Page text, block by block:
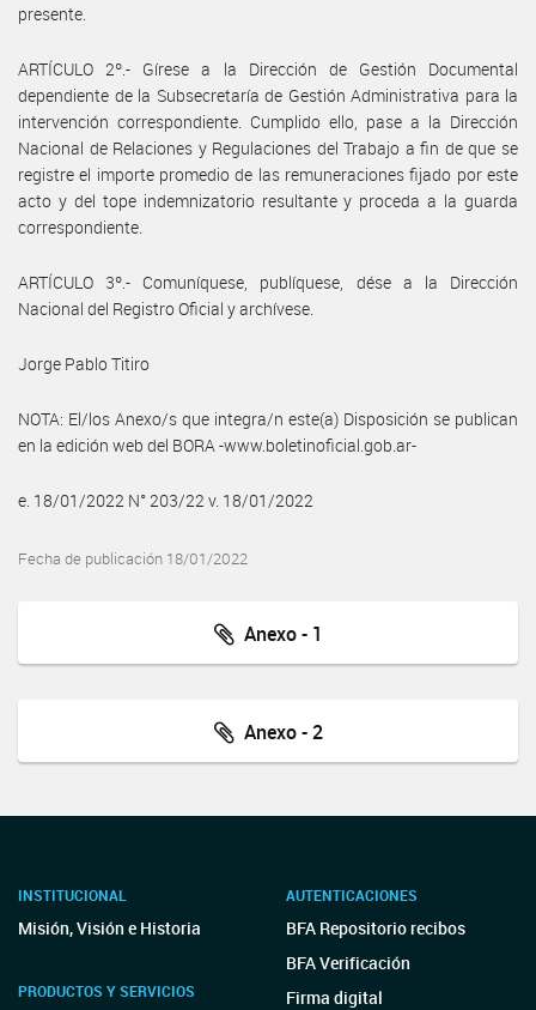
presente.
ARTÍCULO 2º.- Gírese a la Dirección de Gestión Documental
dependiente de la Subsecretaría de Gestión Administrativa para la
intervención correspondiente. Cumplido ello, pase a la Dirección
Nacional de Relaciones y Regulaciones del Trabajo a fin de que se
registre el importe promedio de las remuneraciones fijado por este
acto y del tope indemnizatorio resultante y proceda a la guarda
correspondiente.
ARTÍCULO 3º.- Comuníquese, publíquese, dése a la Dirección
Nacional del Registro Oficial y archívese.
Jorge Pablo Titiro
NOTA: El/los Anexo/s que integra/n este(a) Disposición se publican
en la edición web del BORA -www.boletinoficial.gob.ar-
e. 18/01/2022 N° 203/22 v. 18/01/2022
Fecha de publicación 18/01/2022
Anexo - 1
Anexo - 2
INSTITUCIONAL
Misión, Visión e Historia
PRODUCTOS Y SERVICIOS
AUTENTICACIONES
BFA Repositorio recibos
BFA Verificación
Firma digital